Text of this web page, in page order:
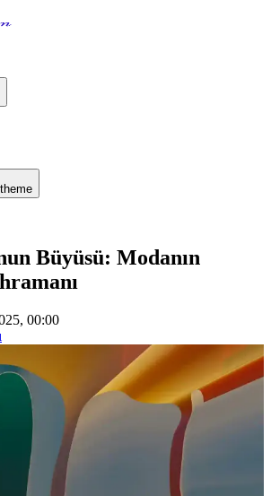
Büyüsü: Modanın
00:00